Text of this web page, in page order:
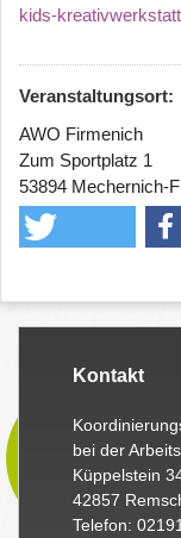
kids-
Veranstaltungsort:
AWO Firmenich
Zum Sportplatz 1
53894 Mechernich-
Kontakt
bei der
Küppelstein
42857
Telefon: